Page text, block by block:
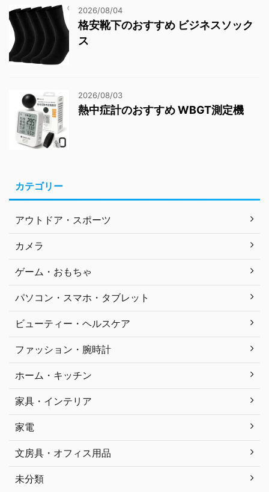
2026/08/04
格安靴下のおすすめ ビジネスソック
ス
2026/08/03
熱中症計のおすすめ WBGT測定機
カテゴリー
アウトドア・スポーツ
カメラ
ゲーム・おもちゃ
パソコン・スマホ・タブレット
ビューティー・ヘルスケア
ファッション・腕時計
ホーム・キッチン
家具・インテリア
家電
文房具・オフィス用品
未分類